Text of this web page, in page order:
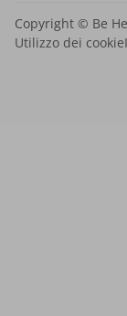
Copyright © Be
Utilizzo dei cookie